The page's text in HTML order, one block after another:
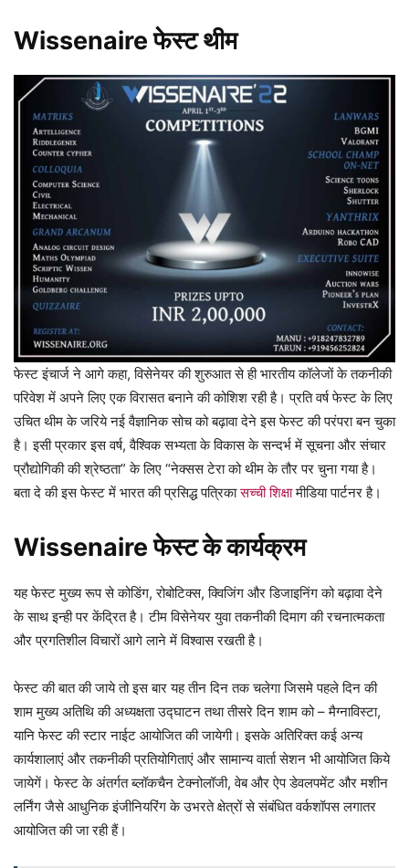
Wissenaire फेस्ट थीम
फेस्ट इंचार्ज ने आगे कहा, विसेनेयर की शुरुआत से ही भारतीय कॉलेजों के तकनीकी
परिवेश में अपने लिए एक विरासत बनाने की कोशिश रही है। प्रति वर्ष फेस्ट के लिए
उचित थीम के जरिये नई वैज्ञानिक सोच को बढ़ावा देने इस फेस्ट की परंपरा बन चुका
है। इसी प्रकार इस वर्ष, वैश्विक सभ्यता के विकास के सन्दर्भ में सूचना और संचार
प्रौद्योगिकी की श्रेष्ठता” के लिए “नेक्सस टेरा को थीम के तौर पर चुना गया है।
बता दे की इस फेस्ट में भारत की प्रसिद्ध पत्रिकासच्ची शिक्षामीडिया पार्टनर है।
Wissenaire फेस्ट के कार्यक्रम
यह फेस्ट मुख्य रूप से कोडिंग, रोबोटिक्स, क्विजिंग और डिजाइनिंग को बढ़ावा देने
के साथ इन्ही पर केंद्रित है। टीम विसेनेयर युवा तकनीकी दिमाग की रचनात्मकता
और प्रगतिशील विचारों आगे लाने में विश्वास रखती है।
फेस्ट की बात की जाये तो इस बार यह तीन दिन तक चलेगा जिसमे पहले दिन की
शाम मुख्य अतिथि की अध्यक्षता उद्घाटन तथा तीसरे दिन शाम को – मैग्नाविस्टा,
यानि फेस्ट की स्टार नाईट आयोजित की जायेगी। इसके अतिरिक्त कई अन्य
कार्यशालाएं और तकनीकी प्रतियोगिताएं और सामान्य वार्ता सेशन भी आयोजित किये
जायेगें। फेस्ट के अंतर्गत ब्लॉकचैन टेक्नोलॉजी, वेब और ऐप डेवलपमेंट और मशीन
लर्निंग जैसे आधुनिक इंजीनियरिंग के उभरते क्षेत्रों से संबंधित वर्कशॉपस लगातर
आयोजित की जा रही हैं।